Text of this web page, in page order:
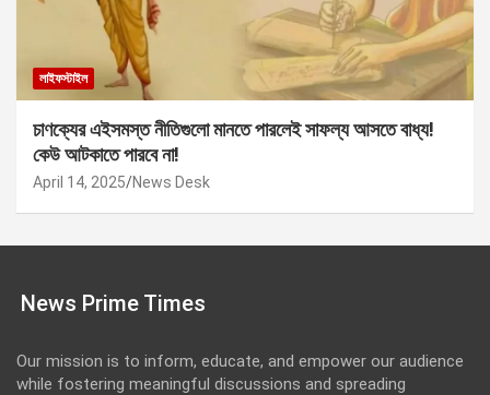
লাইফস্টাইল
চাণক্যের এইসমস্ত নীতিগুলো মানতে পারলেই সাফল্য আসতে বাধ্য!
কেউ আটকাতে পারবে না!
April 14, 2025 News Desk
News Prime Times
Our mission is to inform, educate, and empower our audience
while fostering meaningful discussions and spreading